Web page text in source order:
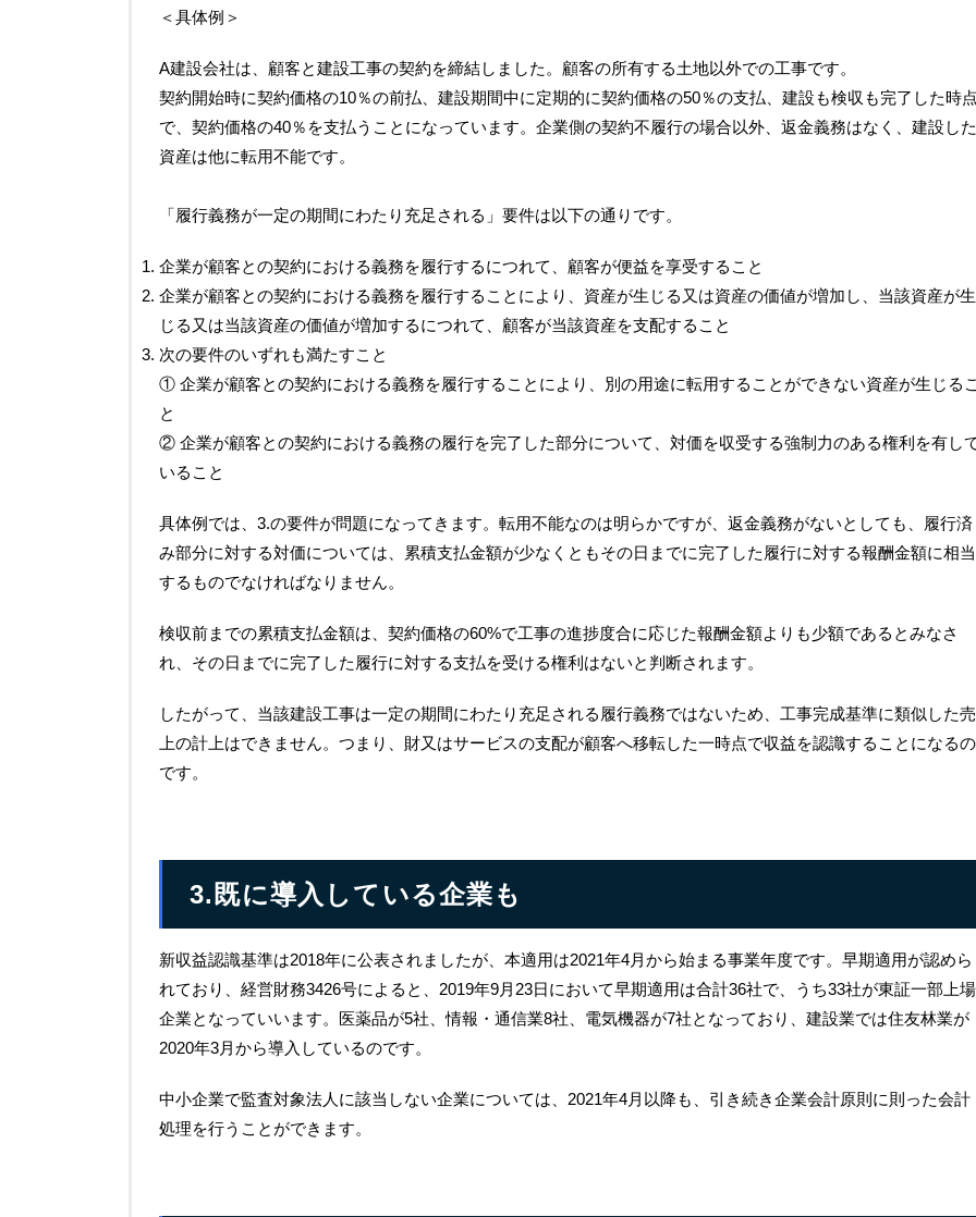
＜具体例＞
A建設会社は、顧客と建設工事の契約を締結しました。顧客の所有する土地以外での工事です。
契約開始時に契約価格の10％の前払、建設期間中に定期的に契約価格の50％の支払、建設も検収も完了した時
で、契約価格の40％を支払うことになっています。企業側の契約不履行の場合以外、返金義務はなく、建設した
資産は他に転用不能です。
「履行義務が一定の期間にわたり充足される」要件は以下の通りです。
企業が顧客との契約における義務を履行するにつれて、顧客が便益を享受すること
企業が顧客との契約における義務を履行することにより、資産が生じる又は資産の価値が増加し、当該資産が生
じる又は当該資産の価値が増加するにつれて、顧客が当該資産を支配すること
次の要件のいずれも満たすこと
① 企業が顧客との契約における義務を履行することにより、別の用途に転用することができない資産が生じる
と
② 企業が顧客との契約における義務の履行を完了した部分について、対価を収受する強制力のある権利を有し
いること
具体例では、3.の要件が問題になってきます。転用不能なのは明らかですが、返金義務がないとしても
、履行済
み部分に対する対価については、累積支払金額が少なくともその日までに完了した履行に対する報酬金額に相当
するものでなければなりません。
検収前までの累積支払金額は、契約価格の60%で工事の進捗度合に応じた報酬金額よりも少額であるとみなさ
れ、その日までに完了した履行に対する支払を受ける権利はないと判断されます。
したがって、当該建設工事は一定の期間にわたり充足される履行義務ではないため、工事完成基準に類似した売
上の計上はできません。つまり、財又はサービスの支配が顧客へ移転した一時点で収益を認識することになるの
です。
3.既に導入している企業も
新収益認識基準は2018年に公表されましたが、本適用は2021年4月から始まる事業年度です。早期適用が認めら
れており、経営財務3426号によると、2019年9月23日において早期適用は合計36社で、うち33社が東証一部上場
企業となっていいます。医薬品が5社、情報・通信業8社、電気機器が7社となっており、建設業では住友林業が
2020年3月から導入しているのです。
中小企業で監査対象法人に該当しない企業については、2021年4月以降も、引き続き企業会計原則に則った会計
処理を行うことができます。